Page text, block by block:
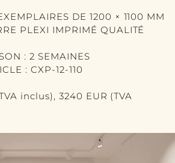
DE 1200 × 1100 MM
PLEXI IMPRIMÉ QUALITÉ
: 2 SEMAINES
: CXP-12-110
inclus), 3240 EUR (TVA